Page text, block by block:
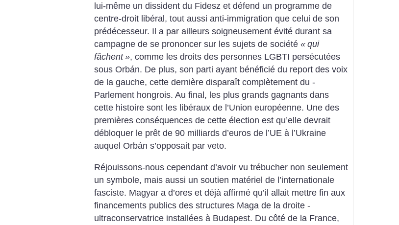
lui-même un dissident du Fidesz et défend un programme de
centre-droit libéral, tout aussi anti-immigration que celui de son
prédécesseur. Il a par ailleurs soigneusement évité durant sa
campagne de se prononcer sur les sujets de société « qui
fâchent », comme les droits des personnes LGBTI persécutées
sous Orbán. De plus, son parti ayant bénéficié du report des voix
de la gauche, cette dernière disparaît complètement du ­
Parlement hongrois. Au final, les plus grands gagnants dans
cette histoire sont les libéraux de ­l’Union européenne. Une des
premières conséquences de cette élection est qu’elle devrait
débloquer le prêt de 90 milliards ­d’euros de l’UE à l’Ukraine
auquel Orbán s’opposait par veto.
Réjouissons-nous cependant d’avoir vu trébucher non seulement
un symbole, mais aussi un soutien matériel de l’internationale
fasciste. Magyar a d’ores et déjà affirmé qu’il allait mettre fin aux
financements publics des structures Maga de la droite ­
ultraconservatrice installées à ­Budapest. Du côté de la France,